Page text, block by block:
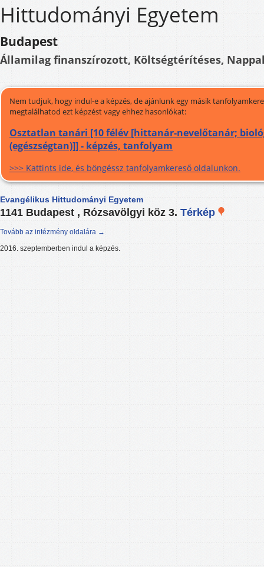
Hittudományi Egyetem
Budapest
Államilag finanszírozott, Költségtérítéses,
Nem tudjuk, hogy indul-e a képzés, de ajánlunk egy másik
megtalálhatod ezt képzést vagy ehhez hasonlókat:
Osztatlan tanári [10 félév [hittanár-nevelőtanár;
(egészségtan)]] - képzés, tanfolyam
>>> Kattints ide, és böngéssz tanfolyamkereső oldalunkon.
Evangélikus Hittudományi Egyetem
1141 Budapest , Rózsavölgyi köz 3. Térkép
Tovább az intézmény oldalára →
2016. szeptemberben indul a képzés.